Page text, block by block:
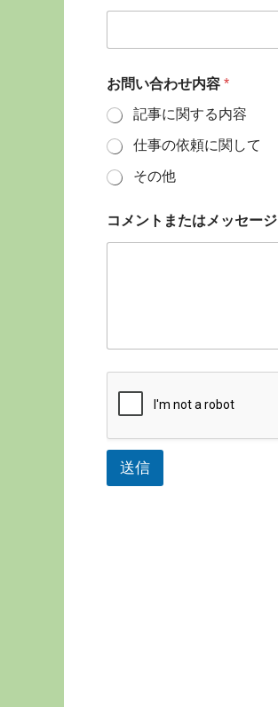
お問い合わせ内容 *
記事に関する内容
仕事の依頼に関して
その他
コメントまたはメッセージ
送信